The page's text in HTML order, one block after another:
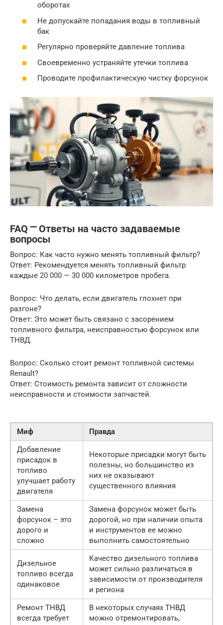
оборотах
Не допускайте попадания воды в топливный
бак
Регулярно проверяйте давление топлива
Своевременно устраняйте утечки топлива
Проводите профилактическую чистку форсунок
FAQ ⎻ Ответы на часто задаваемые
вопросы
Вопрос: Как часто нужно менять топливный фильтр?
Ответ: Рекомендуется менять топливный фильтр
каждые 20 000 — 30 000 километров пробега.
Вопрос: Что делать, если двигатель глохнет при
разгоне?
Ответ: Это может быть связано с засорением
топливного фильтра, неисправностью форсунок или
ТНВД.
Вопрос: Сколько стоит ремонт топливной системы
Renault?
Ответ: Стоимость ремонта зависит от сложности
неисправности и стоимости запчастей.
Миф
Правда
Добавление
присадок в
топливо
улучшает работу
двигателя
Некоторые присадки могут быть
полезны, но большинство из
них не оказывают
существенного влияния
Замена
форсунок – это
дорого и
сложно
Замена форсунок может быть
дорогой, но при наличии опыта
и инструментов ее можно
выполнить самостоятельно
Дизельное
топливо всегда
одинаковое
Качество дизельного топлива
может сильно различаться в
зависимости от производителя
и региона
Ремонт ТНВД
всегда требует
В некоторых случаях ТНВД
можно отремонтировать,